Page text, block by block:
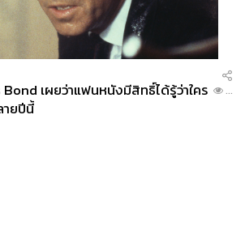
เผยว่าแฟนหนังมีสิทธิ์ได้รู้ว่าใคร
ายปีนี้
...